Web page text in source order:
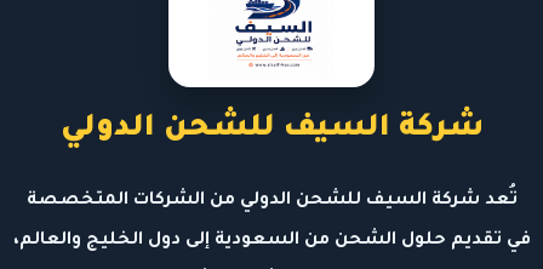
شركة السيف للشحن الدولي
تُعد شركة السيف للشحن الدولي من الشركات المتخصصة
في تقديم حلول الشحن من السعودية إلى دول الخليج والعالم،